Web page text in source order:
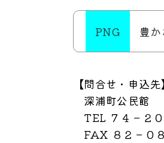
豊
【問合せ・申込先】
深浦町公民館
TEL ７４－
FAX ８２－０